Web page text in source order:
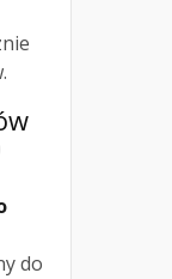
do